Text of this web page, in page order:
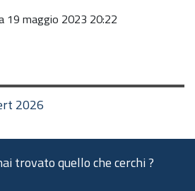
19 maggio 2023 20:22
2026
trovato quello che cerchi ?